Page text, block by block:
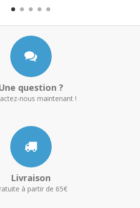
question ?
nous maintenant !
Livraison
à partir de 65€